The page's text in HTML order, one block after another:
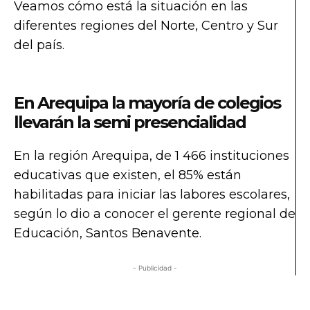
Veamos cómo está la situación en las
diferentes regiones del Norte, Centro y Sur
del país.
En Arequipa la mayoría de colegios
llevarán la semi presencialidad
En la región Arequipa, de 1 466 instituciones
educativas que existen, el 85% están
habilitadas para iniciar las labores escolares,
según lo dio a conocer el gerente regional de
Educación, Santos Benavente.
- Publicidad -